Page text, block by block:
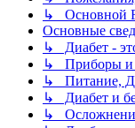
↳ Основной
Основные
↳ Диабет -
↳ Приборы и
↳ Питание,
↳ Диабет и
↳